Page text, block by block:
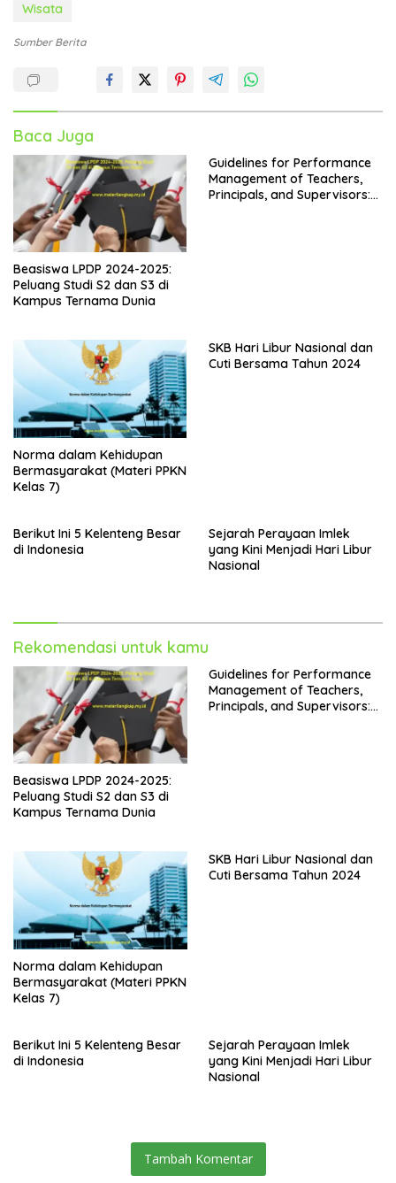
Wisata
Sumber Berita
Baca Juga
Beasiswa LPDP 2024-2025:
Peluang Studi S2 dan S3 di
Kampus Ternama Dunia
Guidelines for Performance
Management of Teachers,
Principals, and Supervisors:
Norma dalam Kehidupan
Bermasyarakat (Materi PPKN
Kelas 7)
SKB Hari Libur Nasional dan
Cuti Bersama Tahun 2024
Berikut Ini 5 Kelenteng Besar
di Indonesia
Sejarah Perayaan Imlek
yang Kini Menjadi Hari Libur
Nasional
Rekomendasi untuk kamu
Beasiswa LPDP 2024-2025:
Peluang Studi S2 dan S3 di
Kampus Ternama Dunia
Guidelines for Performance
Management of Teachers,
Principals, and Supervisors:
Norma dalam Kehidupan
Bermasyarakat (Materi PPKN
Kelas 7)
SKB Hari Libur Nasional dan
Cuti Bersama Tahun 2024
Berikut Ini 5 Kelenteng Besar
di Indonesia
Sejarah Perayaan Imlek
yang Kini Menjadi Hari Libur
Nasional
Tambah Komentar